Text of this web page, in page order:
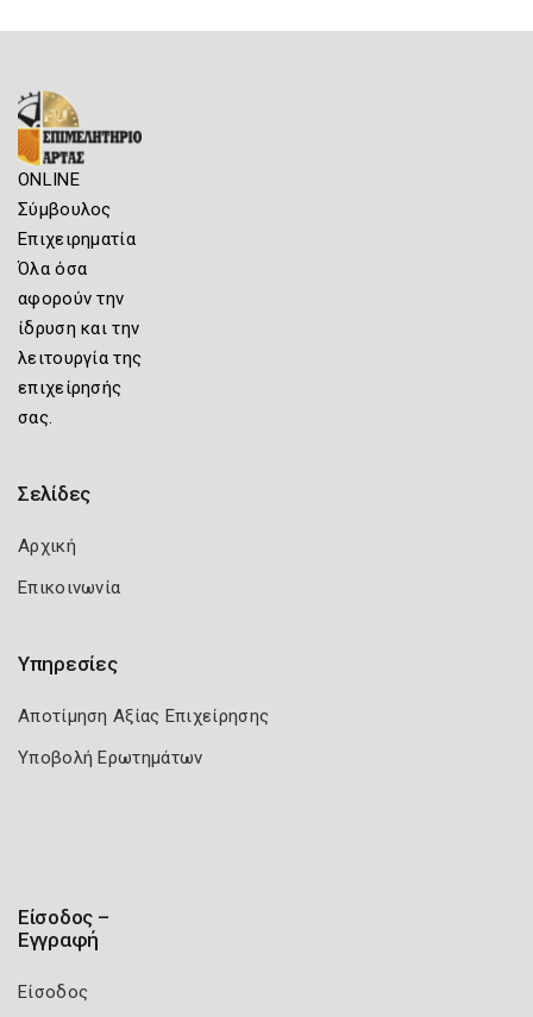
ONLINE
Σύμβουλος
Επιχειρηματία
Όλα όσα
αφορούν την
ίδρυση και την
λειτουργία της
επιχείρησής
σας.
Σελίδες
Αρχική
Επικοινωνία
Υπηρεσίες
Αποτίμηση Αξίας Επιχείρησης
Υποβολή Ερωτημάτων
Είσοδος –
Εγγραφή
Είσοδος